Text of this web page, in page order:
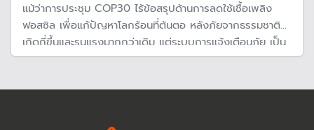
แม้ว่าการประชุม COP30 ไร้ข้อสรุปด้านการลดใช้เชื้อเพลิง
ฟอสซิล เพื่อแก้ปัญหาโลกร้อนที่ต้นตอ หลังภัยจากธรรมชาติ
เกิดถี่ขึ้นและรุนแรงมากกว่าเดิม แต่ระบบการแจ้งเตือนภัย เป็น
สิ่งจำเป็นและรอไม่ได้ จี้ประเทศพัฒนาแล้ว ทุ่มลงทุนช่วยเหลือ